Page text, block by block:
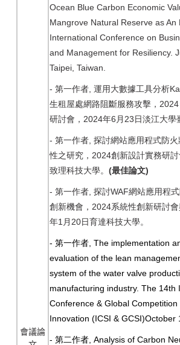
會議論
Ocean Blue Carbon Economic
Mangrove Natural Reserve as An
International Conference on
and Management for Resiliency.
Taipei, Taiwan.
- 第一作者 運用大數據工具分析
生租屋處網路阻斷服務攻擊， 2024
研討會， 2024年6 月 23 日淡江大學
- 第一作者 探討網站應用程式防
性之研究， 2024創新設計實務研討
致理科技大學。 (最佳論文)
- 第一作者 探討WAF網站應用程
創新機會， 2024系統性創新研討會
年1 月 20 日育達科技大學。
- 第一作者 , The implementation
evaluation of the lean
system of the water valve
manufacturing industry. The 14th
Conference & Global
Innovation (ICSI & GCSI)October
- 第二作者 , Analysis of Carbon